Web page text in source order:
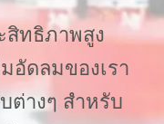
สิทธิภาพสูง
อัดลมของเรา
ต่างๆ สำหรับ